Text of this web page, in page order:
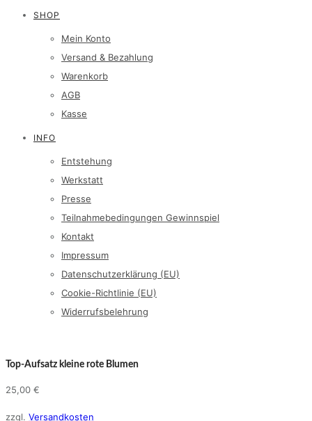
SHOP
Mein Konto
Versand & Bezahlung
Warenkorb
AGB
Kasse
INFO
Entstehung
Werkstatt
Presse
Teilnahmebedingungen Gewinnspiel
Kontakt
Impressum
Datenschutzerklärung (EU)
Cookie-Richtlinie (EU)
Widerrufsbelehrung
Top-Aufsatz kleine rote Blumen
25,00 €
zzgl. Versandkosten